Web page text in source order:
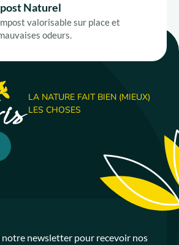
Naturel
valorisable sur place et
odeurs.
LA NATURE FAIT BIEN (MIEUX)
LES CHOSES
newsletter pour recevoir nos